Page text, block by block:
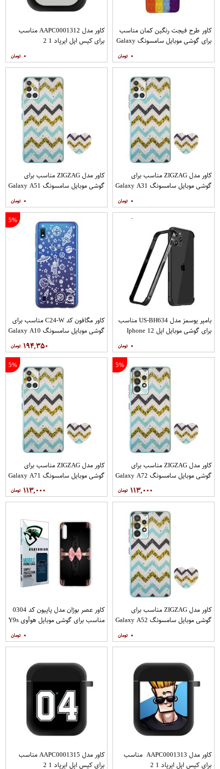
کاور طرح فیجت رنگین کمان مناسب
برای گوشی موبایل سامسونگ Galaxy
۰
کاور مدل AAPC0001312 مناسب
برای کیس اپل ایرپاد 1 2
۰
کاور مدل ZIGZAG مناسب برای
گوشی موبایل سامسونگ Galaxy A31
۰
کاور مدل ZIGZAG مناسب برای
گوشی موبایل سامسونگ Galaxy A51
۰
بامپر یوسمز مدل US-BH634 مناسب
برای گوشی موبایل اپل Iphone 12
۰
5%
کاور مگافون کد C24-W مناسب برای
گوشی موبایل سامسونگ Galaxy A10
۱۹۴,۳۵۰
5%
کاور مدل ZIGZAG مناسب برای
گوشی موبایل سامسونگ Galaxy A72
۱۱۳,۰۰۰
5%
کاور مدل ZIGZAG مناسب برای
گوشی موبایل سامسونگ Galaxy A71
۱۱۳,۰۰۰
کاور مدل ZIGZAG مناسب برای
گوشی موبایل سامسونگ Galaxy A52
۰
کاور عصر بوژان مدل پاپیون کد 0304
مناسب برای گوشی موبایل هوآوی Y9s
۰
کاور مدل AAPC0001313 مناسب
برای کیس اپل ایرپاد 1 2
کاور مدل AAPC0001315 مناسب
برای کیس اپل ایرپاد 1 2